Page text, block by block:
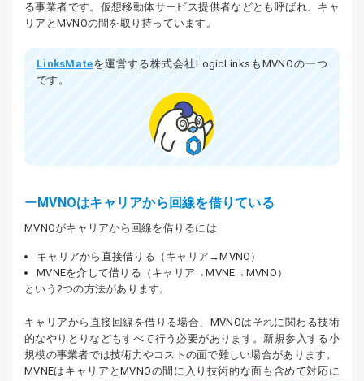
る事業者です。仮想移動体サービス提供者などとも呼ばれ、キャ
リアとMVNOの間を取り持っています。
LinksMateを運営する株式会社LogicLinksもMVNOの一つ
です。
MVNOはキャリアから回線を借りている
MVNOがキャリアから回線を借りるには
キャリアから直接借りる（キャリア→MVNO）
MVNEを介して借りる（キャリア→MVNE→MVNO）
という2つの方法があります。
キャリアから直接回線を借りる場合、MVNOはそれに関わる技術
的なやりとりなどもすべて行う必要があります。新規参入する小
規模の事業者では技術力やコストの面で難しい場合があります。
MVNEはキャリアとMVNOの間に入り技術的な面も含めて対応に